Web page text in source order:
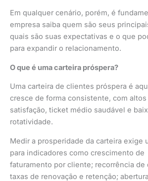
Em qualquer cenário, porém, é
empresa saiba quem são seus
quais são suas expectativas e o que
para expandir o relacionamento.
O que é uma carteira próspera?
Uma carteira de clientes próspera é
cresce de forma consistente, com
satisfação, ticket médio saudável e
rotatividade.
Medir a prosperidade da carteira exige
para indicadores como crescimento de
faturamento por cliente; recorrência de
taxas de renovação e retenção;